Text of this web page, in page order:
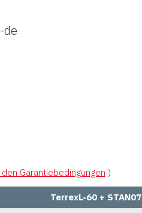
de
Garantiebedingungen )
TerrexL-60 + STAN07